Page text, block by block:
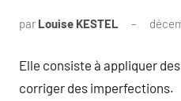
par Louise KESTEL
Elle consiste à appliquer
corriger des imperfections.